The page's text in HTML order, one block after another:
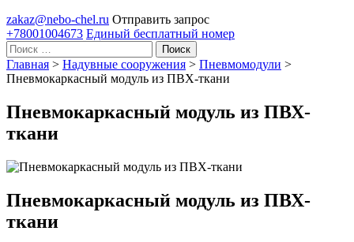
zakaz@nebo-chel.ru Отправить запрос
+78001004673 Единый бесплатный номер
Поиск
Главная > Надувные сооружения > Пневмомодули >
Пневмокаркасный модуль из ПВХ-ткани
Пневмокаркасный модуль из ПВХ-
ткани
Пневмокаркасный модуль из ПВХ-
ткани